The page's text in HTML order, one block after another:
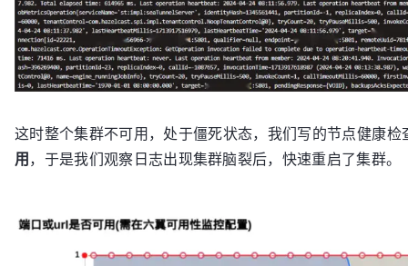
这时整个集群不可用，处于僵死状态，我们写的节点健康
用，于是我们观察日志出现集群脑裂后，快速重启了集群。